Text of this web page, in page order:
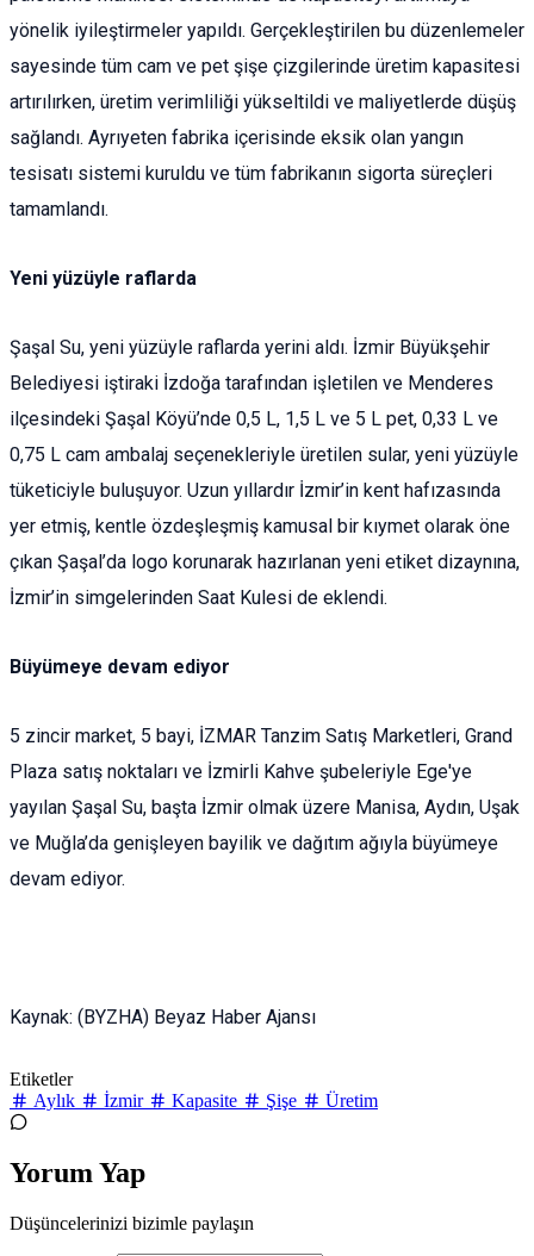
yönelik iyileştirmeler yapıldı. Gerçekleştirilen bu düzenlemeler
sayesinde tüm cam ve pet şişe çizgilerinde üretim kapasitesi
artırılırken, üretim verimliliği yükseltildi ve maliyetlerde düşüş
sağlandı. Ayrıyeten fabrika içerisinde eksik olan yangın
tesisatı sistemi kuruldu ve tüm fabrikanın sigorta süreçleri
tamamlandı.
Yeni yüzüyle raflarda
Şaşal Su, yeni yüzüyle raflarda yerini aldı. İzmir Büyükşehir
Belediyesi iştiraki İzdoğa tarafından işletilen ve Menderes
ilçesindeki Şaşal Köyü’nde 0,5 L, 1,5 L ve 5 L pet, 0,33 L ve
0,75 L cam ambalaj seçenekleriyle üretilen sular, yeni yüzüyle
tüketiciyle buluşuyor. Uzun yıllardır İzmir’in kent hafızasında
yer etmiş, kentle özdeşleşmiş kamusal bir kıymet olarak öne
çıkan Şaşal’da logo korunarak hazırlanan yeni etiket dizaynına,
İzmir’in simgelerinden Saat Kulesi de eklendi.
Büyümeye devam ediyor
5 zincir market, 5 bayi, İZMAR Tanzim Satış Marketleri, Grand
Plaza satış noktaları ve İzmirli Kahve şubeleriyle Ege'ye
yayılan Şaşal Su, başta İzmir olmak üzere Manisa, Aydın, Uşak
ve Muğla’da genişleyen bayilik ve dağıtım ağıyla büyümeye
devam ediyor.
Kaynak: (BYZHA) Beyaz Haber Ajansı
Etiketler
Aylık
İzmir Kapasite Şişe Üretim
Yorum Yap
Düşüncelerinizi bizimle paylaşın